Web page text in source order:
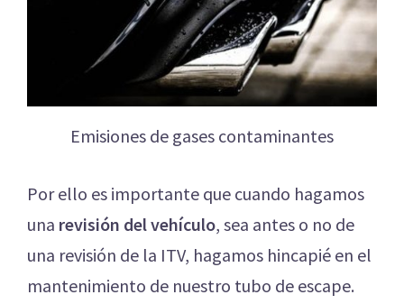
Emisiones de gases contaminantes
Por ello es importante que cuando hagamos
una revisión del vehículo, sea antes o no de
una revisión de la ITV, hagamos hincapié en el
mantenimiento de nuestro tubo de escape.